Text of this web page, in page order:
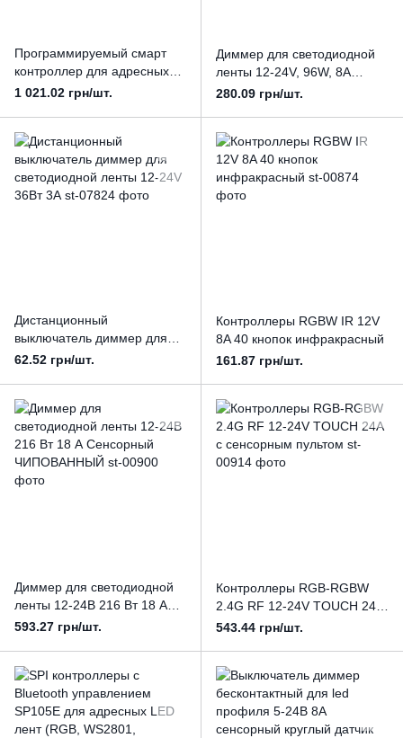
Программируемый смарт
контроллер для адресных
LED лент CONTROL T-1000S
1 021.02 грн/шт.
Диммер для светодиодной
ленты 12-24V, 96W, 8А
RADIO
280.09 грн/шт.
Дистанционный
выключатель диммер для
светодиодной ленты 12-24V
62.52 грн/шт.
Контроллеры RGBW IR 12V
8A 40 кнопок инфракрасный
161.87 грн/шт.
Диммер для светодиодной
ленты 12-24В 216 Вт 18 А
Сенсорный ЧИПОВАННЫЙ
593.27 грн/шт.
Контроллеры RGB-RGBW
2.4G RF 12-24V TOUCH 24A
с сенсорным пультом
543.44 грн/шт.